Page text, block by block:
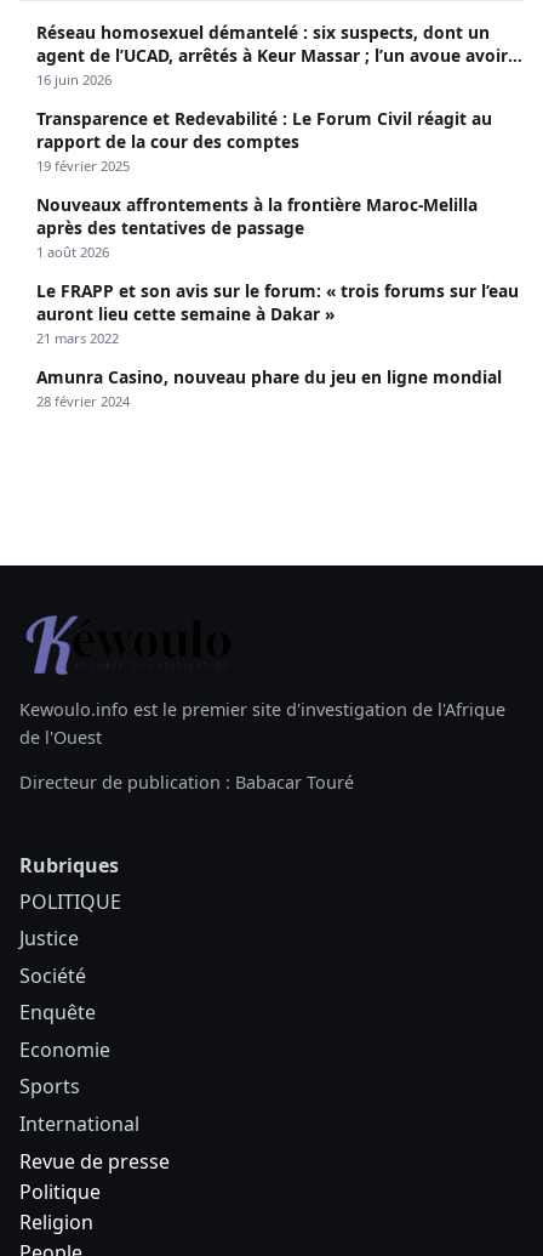
Réseau homosexuel démantelé : six suspects, dont un
agent de l’UCAD, arrêtés à Keur Massar ; l’un avoue avoir
propagé le VIH depuis 2018
16 juin 2026
Transparence et Redevabilité : Le Forum Civil réagit au
rapport de la cour des comptes
19 février 2025
Nouveaux affrontements à la frontière Maroc-Melilla
après des tentatives de passage
1 août 2026
Le FRAPP et son avis sur le forum: « trois forums sur l’eau
auront lieu cette semaine à Dakar »
21 mars 2022
Amunra Casino, nouveau phare du jeu en ligne mondial
28 février 2024
Kewoulo.info est le premier site d'investigation de l'Afrique
de l'Ouest
Directeur de publication : Babacar Touré
Rubriques
POLITIQUE
Justice
Société
Enquête
Economie
Sports
International
Revue de presse
Politique
Religion